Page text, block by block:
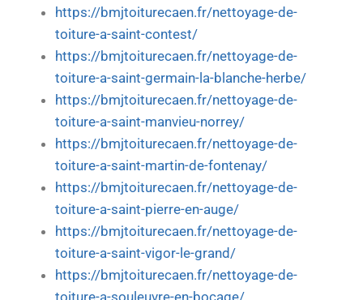
https://bmjtoiturecaen.fr/nettoyage-de-
toiture-a-saint-contest/
https://bmjtoiturecaen.fr/nettoyage-de-
toiture-a-saint-germain-la-blanche-herbe/
https://bmjtoiturecaen.fr/nettoyage-de-
toiture-a-saint-manvieu-norrey/
https://bmjtoiturecaen.fr/nettoyage-de-
toiture-a-saint-martin-de-fontenay/
https://bmjtoiturecaen.fr/nettoyage-de-
toiture-a-saint-pierre-en-auge/
https://bmjtoiturecaen.fr/nettoyage-de-
toiture-a-saint-vigor-le-grand/
https://bmjtoiturecaen.fr/nettoyage-de-
toiture-a-souleuvre-en-bocage/